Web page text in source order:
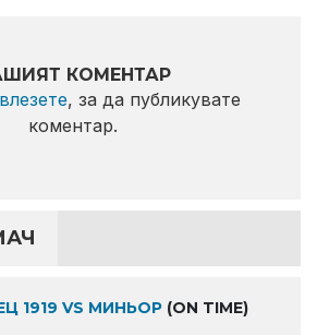
КОМЕНТАР
влезете, за да публикувате
коментар.
1919 VS МИНЬОР (ON TIME)